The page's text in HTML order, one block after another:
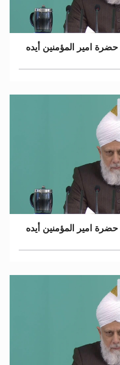
امير المؤمنين أيده
امير المؤمنين أيده